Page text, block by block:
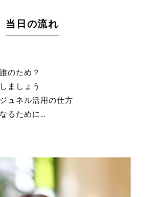
当日の流れ
のため？
ましょう
ュネル活用の仕方
るために…